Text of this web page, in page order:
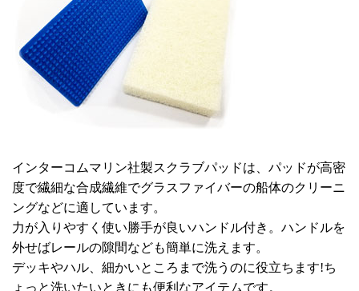
インターコムマリン社製スクラブパッドは、パッドが高密
度で繊細な合成繊維でグラスファイバーの船体のクリーニ
ングなどに適しています。
力が入りやすく使い勝手が良いハンドル付き。ハンドルを
外せばレールの隙間なども簡単に洗えます。
デッキやハル、細かいところまで洗うのに役立ちます!ち
ょっと洗いたいときにも便利なアイテムです。